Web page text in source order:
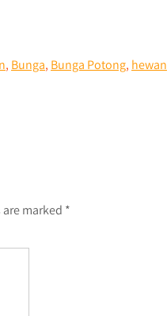
, Bunga, Bunga Potong, hewan
marked *